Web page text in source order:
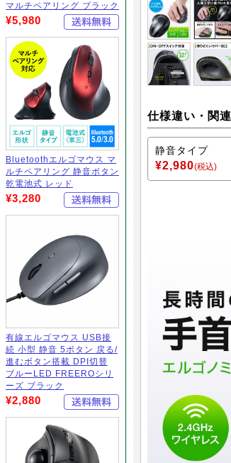
マルチペアリング ブラック
¥5,980
Bluetoothエルゴマウス マ
ルチペアリング 静音ボタン
乾電池式 レッド
¥3,280
有線エルゴマウス USB接
続 小型 静音 5ボタン 戻る/
進むボタン搭載 DPI切替
ブルーLED FREEROシリ
ーズ ブラック
¥2,880
仕様違い・関
静音タイプ
¥2,980(税込)